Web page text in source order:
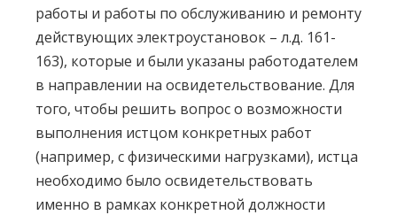
работы и работы по обслуживанию и ремонту
действующих электроустановок – л.д. 161-
163), которые и были указаны работодателем
в направлении на освидетельствование. Для
того, чтобы решить вопрос о возможности
выполнения истцом конкретных работ
(например, с физическими нагрузками), истца
необходимо было освидетельствовать
именно в рамках конкретной должности